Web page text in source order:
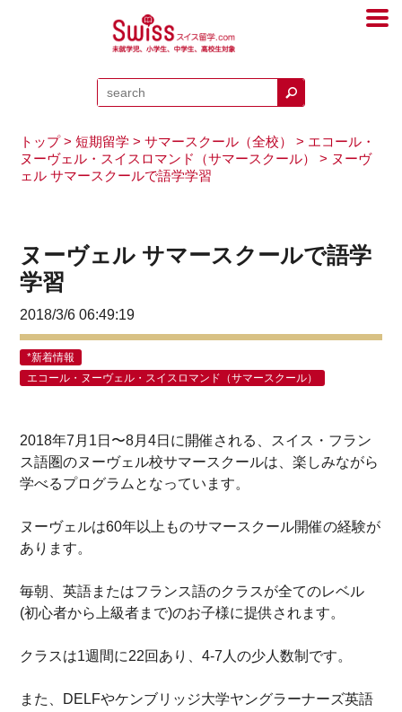
トップ>短期留学 >サマースクール（全校） > エコール・
ヌーヴェル・スイスロマンド（サマースクール）
> ヌーヴ
ェル サマースクールで語学学習
ヌーヴェル サマースクールで語学
学習
2018/3/6 06:49:19
*新着情報
エコール・ヌーヴェル・スイスロマンド（サマースクール）
2018年7月1日〜8月4日に開催される、スイス・フラン
ス語圏のヌーヴェル校サマースクールは、楽しみながら
学べるプログラムとなっています。
ヌーヴェルは60年以上ものサマースクール開催の経験が
あります。
毎朝、英語またはフランス語のクラスが全てのレベル
(初心者から上級者まで)のお子様に提供されます。
クラスは1週間に22回あり、4-7人の少人数制です。
また、DELFやケンブリッジ大学ヤングラーナーズ英語